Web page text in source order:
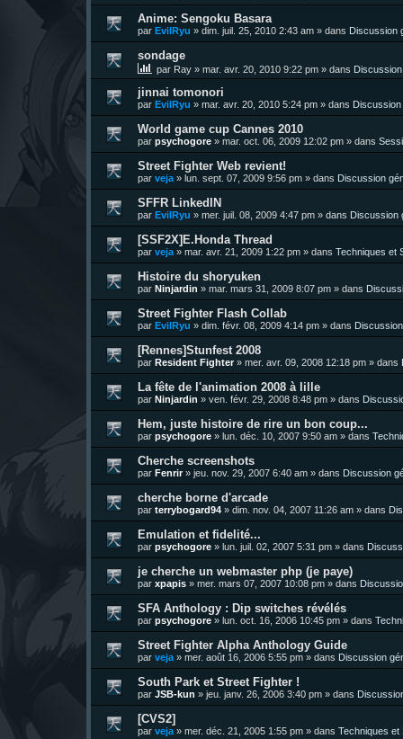
Anime: Sengoku Basara
par EvilRyu » dim. juil. 25, 2010 2:43 am » dans Discussion
sondage
par Ray » mar. avr. 20, 2010 9:22 pm » dans
jinnai tomonori
par EvilRyu » mar. avr. 20, 2010 5:24 pm » dans
World game cup Cannes 2010
par psychogore » mar. oct. 06, 2009 12:02 pm » dans
Street Fighter Web revient!
par veja » lun. sept. 07, 2009 9:56 pm » dans Discussion
SFFR LinkedIN
par EvilRyu » mer. juil. 08, 2009 4:47 pm » dans Discussion
[SSF2X]E.Honda Thread
par veja » mar. avr. 21, 2009 1:22 pm » dans Techniques et
Histoire du shoryuken
par Ninjardin » mar. mars 31, 2009 8:07 pm » dans
Street Fighter Flash Collab
par EvilRyu » dim. févr. 08, 2009 4:14 pm » dans
[Rennes]Stunfest 2008
par Resident Fighter» mer. avr. 09, 2008 12:18 pm » dans
La fête de l'animation 2008 à lille
par Ninjardin » ven. févr. 29, 2008 8:48 pm » dans
Hem, juste histoire de rire un bon coup...
par psychogore » lun. déc. 10, 2007 9:50 am » dans
Cherche screenshots
par Fenrir» jeu. nov. 29, 2007 6:40 am » dans Discussion
cherche borne d'arcade
par terrybogard94 » dim. nov. 04, 2007 11:26 am » dans
Emulation et fidelité...
par psychogore » lun. juil. 02, 2007 5:31 pm » dans
je cherche un webmaster php (je paye)
par xpapis » mer. mars 07, 2007 10:08 pm » dans
SFA Anthology : Dip switches révélés
par psychogore » lun. oct. 16, 2006 10:45 pm » dans
Street Fighter Alpha Anthology Guide
par veja » mer. août 16, 2006 5:55 pm » dans Discussion
South Park et Street Fighter !
par JSB-kun » jeu. janv. 26, 2006 3:40 pm » dans
[CVS2]
par veja » mer. déc. 21, 2005 1:55 pm » dans Techniques et